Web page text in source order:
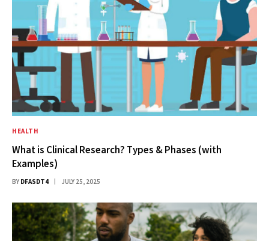
HEALTH
What is Clinical Research? Types & Phases (with
Examples)
BY DFASDT4 JULY 25, 2025